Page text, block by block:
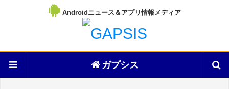
Androidニュース＆アプリ情報メディア
ガプシス